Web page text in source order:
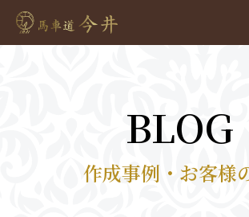
BLOG
作成事例・お客様